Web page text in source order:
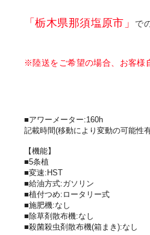
「栃木県那須塩原市」 で
※陸送をご希望の場合、お客様
■アワーメーター:160h
記載時間(移動により変動の可能性
【機能】
■5条植
■変速:HST
■給油方式:ガソリン
■植付つめ:ロータリー式
■施肥機:なし
■除草剤散布機:なし
■殺菌殺虫剤散布機(箱まき):なし